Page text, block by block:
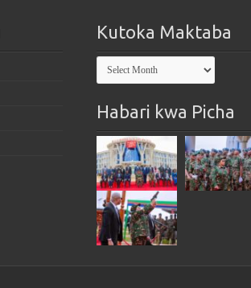
Kutoka Maktaba
Kutoka
Maktaba
Habari kwa Picha